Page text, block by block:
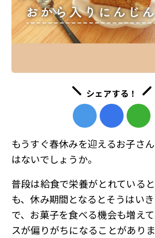
シェアする！
もうすぐ春休みを迎えるお子さ
はないでしょうか。
普段は給食で栄養がとれている
も、休み期間となるとそうはい
で、お菓子を食べる機会も増え
スが偏りがちになることがあり